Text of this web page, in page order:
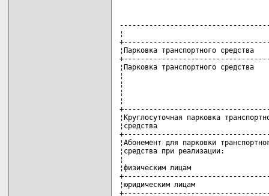
¦
¦Парковка транспортного
¦Парковка транспортного
¦
¦
¦
¦
¦Круглосуточная парковка
¦средства
¦Абонемент для парковки
¦средства при
¦
¦физическим лицам
¦юридическим лицам